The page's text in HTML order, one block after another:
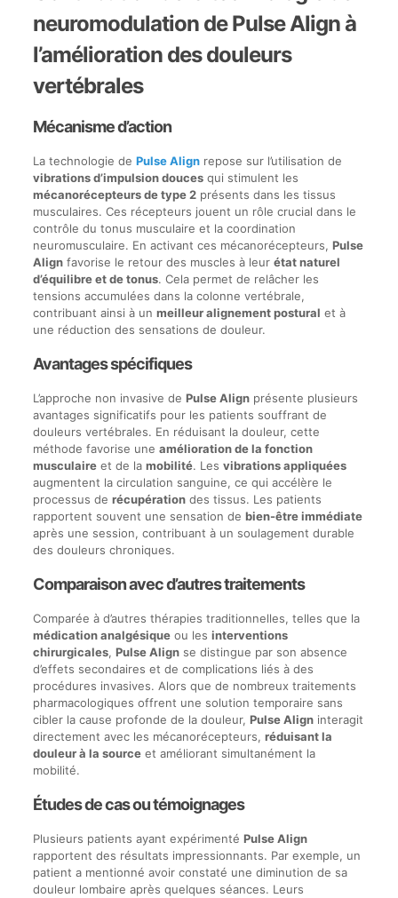
neuromodulation de Pulse Align à
l’amélioration des douleurs
vertébrales
Mécanisme d’action
La technologie de Pulse Alignrepose sur l’utilisation de
vibrations d’impulsion doucesqui stimulent les
mécanorécepteurs de type 2présents dans les tissus
musculaires. Ces récepteurs jouent un rôle crucial dans le
contrôle du tonus musculaire et la coordination
neuromusculaire. En activant ces mécanorécepteurs, Pulse
Alignfavorise le retour des muscles à leur état naturel
d’équilibre et de tonus. Cela permet de relâcher les
tensions accumulées dans la colonne vertébrale,
contribuant ainsi à un meilleur alignement postural et à
une réduction des sensations de douleur.
Avantages spécifiques
L’approche non invasive de Pulse Alignprésente plusieurs
avantages significatifs pour les patients souffrant de
douleurs vertébrales. En réduisant la douleur, cette
méthode favorise une amélioration de la fonction
musculaireet de la mobilité. Les vibrations appliquées
augmentent la circulation sanguine, ce qui accélère le
processus de récupérationdes tissus. Les patients
rapportent souvent une sensation de bien-être immédiate
après une session, contribuant à un soulagement durable
des douleurs chroniques.
Comparaison avec d’autres traitements
Comparée à d’autres thérapies traditionnelles, telles que la
médication analgésiqueou les interventions
chirurgicales, Pulse Alignse distingue par son absence
d’effets secondaires et de complications liés à des
procédures invasives. Alors que de nombreux traitements
pharmacologiques offrent une solution temporaire sans
cibler la cause profonde de la douleur, Pulse Aligninteragit
directement avec les mécanorécepteurs, réduisant la
douleur à la sourceet améliorant simultanément la
mobilité.
Études de cas ou témoignages
Plusieurs patients ayant expérimenté Pulse Align
rapportent des résultats impressionnants. Par exemple, un
patient a mentionné avoir constaté une diminution de sa
douleur lombaire après quelques séances. Leurs